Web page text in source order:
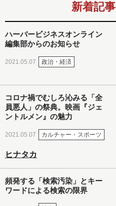
新着記事
ハーバービジネスオンライン
編集部からのお知らせ
2021.05.07 政治・経済
コロナ禍でむしろ沁みる「全
員悪人」の祭典。映画『ジェ
ントルメン』の魅力
2021.05.07 カルチャー・スポーツ
ヒナタカ
頻発する「検索汚染」とキー
ワードによる検索の限界